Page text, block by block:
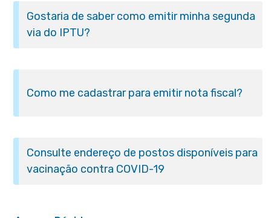
Gostaria de saber como emitir minha segunda
via do IPTU?
Como me cadastrar para emitir nota fiscal?
Consulte endereço de postos disponíveis para
vacinação contra COVID-19